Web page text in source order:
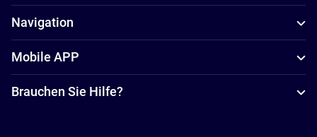
Navigation
Mobile APP
Brauchen Sie Hilfe?